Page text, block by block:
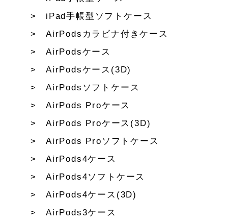
iPad手帳型ソフトケース
AirPodsカラビナ付きケース
AirPodsケース
AirPodsケース(3D)
AirPodsソフトケース
AirPods Proケース
AirPods Proケース(3D)
AirPods Proソフトケース
AirPods4ケース
AirPods4ソフトケース
AirPods4ケース(3D)
AirPods3ケース